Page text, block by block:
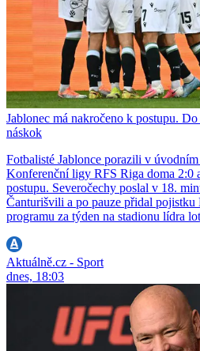
Jablonec má nakročeno k postupu.
náskok
Fotbalisté Jablonce porazili v
Konferenční ligy RFS Riga doma 2:0
postupu. Severočechy poslal v 18.
Čanturišvili a po pauze přidal pojistku
programu za týden na stadionu lídra
Aktuálně.cz - Sport
dnes, 18:03